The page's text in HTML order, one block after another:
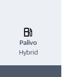
Palivo
Hybrid